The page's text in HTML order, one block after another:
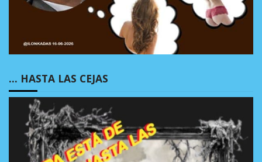
… HASTA LAS CEJAS